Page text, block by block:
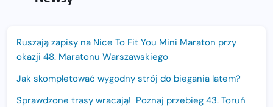
Ruszają zapisy na Nice To Fit You Mini Maraton przy
okazji 48. Maratonu Warszawskiego
Jak skompletować wygodny strój do biegania latem?
Sprawdzone trasy wracają! Poznaj przebieg 43. Toruń